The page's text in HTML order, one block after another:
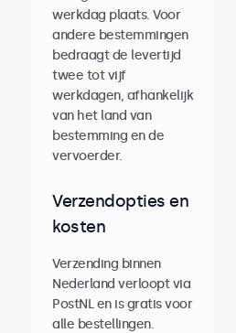
werkdag plaats. Voor
andere bestemmingen
bedraagt de levertijd
twee tot vijf
werkdagen, afhankelijk
van het land van
bestemming en de
vervoerder.
Verzendopties en
kosten
Verzending binnen
Nederland verloopt via
PostNL en is gratis voor
alle bestellingen.